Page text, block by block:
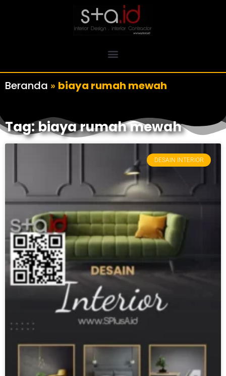
Beranda » biaya rumah mewah
Tag: biaya rumah mewah
DESAIN INTERIOR